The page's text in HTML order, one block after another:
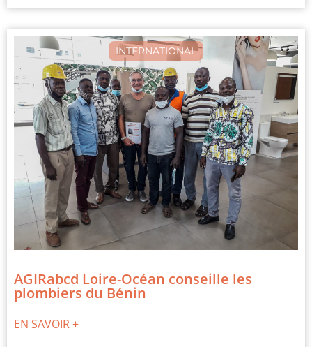
INTERNATIONAL
AGIRabcd Loire-Océan conseille les
plombiers du Bénin
EN SAVOIR +